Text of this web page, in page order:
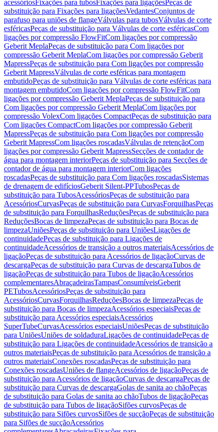
acessóriosFixações para tubosFixações para ligaçõesPeças de
substituição para Fixações para ligaçõesVedantesConjuntos de
parafuso para uniões de flangeVálvulas para tubosVálvulas de corte
esféricasPeças de substituição para Válvulas de corte esféricasCom
ligações por compressão FlowFitCom ligações por compressão
Geberit MeplaPeças de substituição para Com ligações por
compressão Geberit MeplaCom ligações por compressão Geberit
MapressPeças de substituição para Com ligações por compressão
Geberit MapressVálvulas de corte esféricas para montagem
embutidoPeças de substituição para Válvulas de corte esféricas para
montagem embutidoCom ligações por compressão FlowFitCom
ligações por compressão Geberit MeplaPeças de substituição para
Com ligações por compressão Geberit MeplaCom ligações por
compressão VolexCom ligações CompactPeças de substituição para
Com ligações CompactCom ligações por compressão Geberit
MapressPeças de substituição para Com ligações por compressão
Geberit MapressCom ligações roscadasVálvulas de retençãoCom
ligações por compressão Geberit MapressSecções de contador de
água para montagem interiorPeças de substituição para Secções de
contador de água para montagem interiorCom ligações
roscadasPeças de substituição para Com ligações roscadasSistemas
de drenagem de edifíciosGeberit Silent-PPTubosPeças de
substituição para TubosAcessóriosPeças de substituição para
AcessóriosCurvasPeças de substituição para CurvasForquilhasPeças
de substituição para ForquilhasReduçõesPeças de substituição para
ReduçõesBocas de limpezaPeças de substituição para Bocas de
limpezaUniõesPeças de substituição para UniõesLigações de
continuidadePeças de substituição para Ligações de
continuidadeAcessórios de transição a outros materiaisAcessórios de
ligaçãoPeças de substituição para Acessórios de ligaçãoCurvas de
descargaPeças de substituição para Curvas de descargaTubos de
ligaçãoPeças de substituição para Tubos de ligaçãoAcessórios
complementaresAbraçadeirasTampasConsumíveisGeberit
PETubosAcessóriosPeças de substituição para
AcessóriosCurvasForquilhasReduçõesBocas de limpezaPeças de
substituição para Bocas de limpezaAcessórios especiaisPeças de
substituição para Acessórios especiaisAcessórios
SuperTubeCurvasAcessórios especiaisUniõesPeças de substituição
para UniõesUniões de soldaduraLigações de continuidadePeças de
substituição para Ligações de continuidadeAcessórios de transição a
outros materiaisPeças de substituição para Acessórios de transição a
outros materiaisConexões roscadasPeças de substituição para
Conexões roscadasUniões de flangeAcessórios de ligaçãoPeças de
substituição para Acessórios de ligaçãoCurvas de descargaPeças de
substituição para Curvas de descargaGolas de sanita ao chãoPeças
de substituição para Golas de sanita ao chãoTubos de ligaçãoPeças
de substituição para Tubos de ligaçãoSifões curvosPeças de
substituição para Sifões curvosSifões de sucçãoPeças de substituição
para Sifões de sucçãoAcessórios